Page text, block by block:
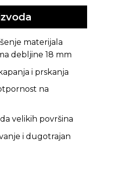
materijala
debljine 18 mm
i prskanja
na
velikih površina
i dugotrajan